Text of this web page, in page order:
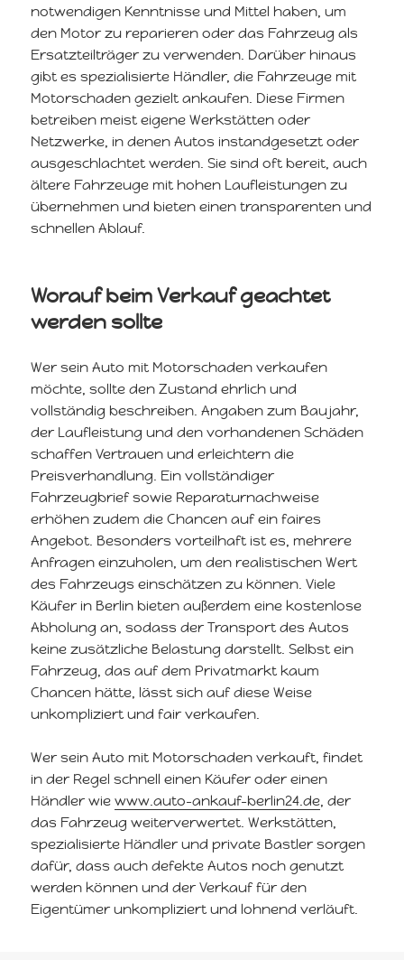
notwendigen Kenntnisse und Mittel haben, um
den Motor zu reparieren oder das Fahrzeug als
Ersatzteilträger zu verwenden. Darüber hinaus
gibt es spezialisierte Händler, die Fahrzeuge mit
Motorschaden gezielt ankaufen. Diese Firmen
betreiben meist eigene Werkstätten oder
Netzwerke, in denen Autos instandgesetzt oder
ausgeschlachtet werden. Sie sind oft bereit, auch
ältere Fahrzeuge mit hohen Laufleistungen zu
übernehmen und bieten einen transparenten und
schnellen Ablauf.
Worauf beim Verkauf geachtet
werden sollte
Wer sein Auto mit Motorschaden verkaufen
möchte, sollte den Zustand ehrlich und
vollständig beschreiben. Angaben zum Baujahr,
der Laufleistung und den vorhandenen Schäden
schaffen Vertrauen und erleichtern die
Preisverhandlung. Ein vollständiger
Fahrzeugbrief sowie Reparaturnachweise
erhöhen zudem die Chancen auf ein faires
Angebot. Besonders vorteilhaft ist es, mehrere
Anfragen einzuholen, um den realistischen Wert
des Fahrzeugs einschätzen zu können. Viele
Käufer in Berlin bieten außerdem eine kostenlose
Abholung an, sodass der Transport des Autos
keine zusätzliche Belastung darstellt. Selbst ein
Fahrzeug, das auf dem Privatmarkt kaum
Chancen hätte, lässt sich auf diese Weise
unkompliziert und fair verkaufen.
Wer sein Auto mit Motorschaden verkauft, findet
in der Regel schnell einen Käufer oder einen
Händler wiewww.auto-ankauf-berlin24.de, der
das Fahrzeug weiterverwertet. Werkstätten,
spezialisierte Händler und private Bastler sorgen
dafür, dass auch defekte Autos noch genutzt
werden können und der Verkauf für den
Eigentümer unkompliziert und lohnend verläuft.